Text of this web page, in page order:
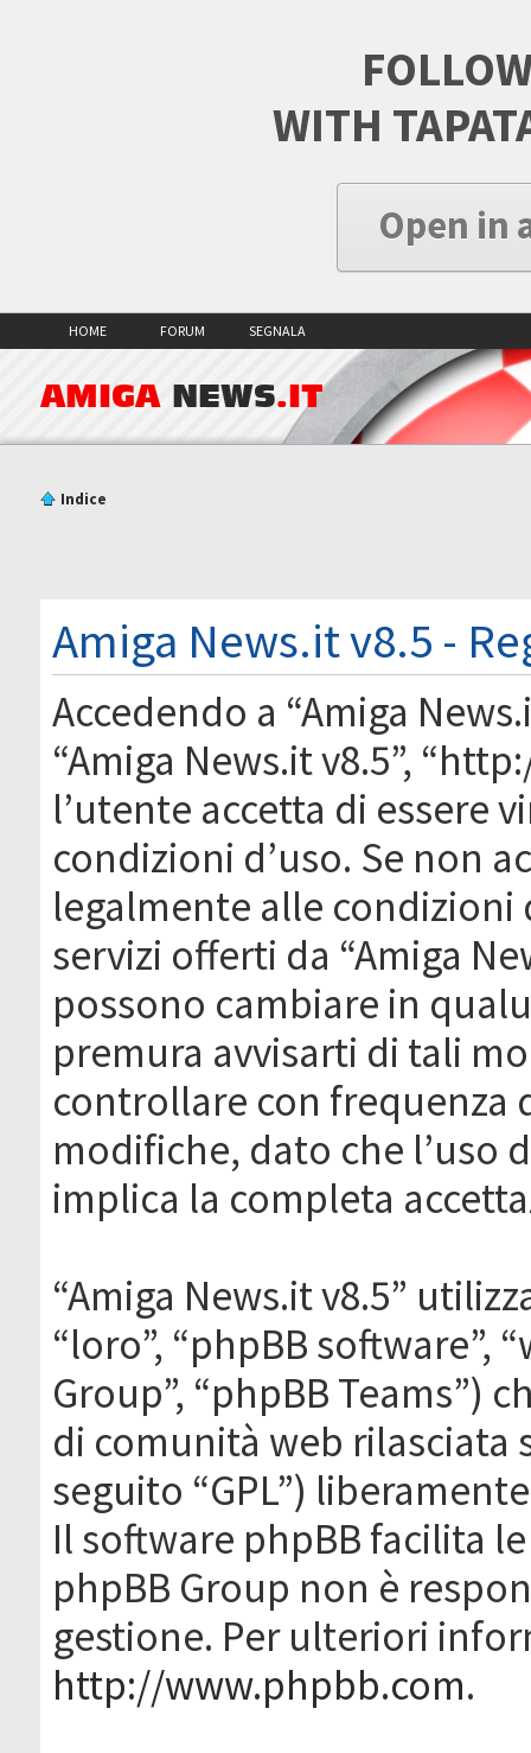
WITH
Open in
HOME FORUM SEGNALA
AMIGA NEWS.IT
Indice
Amiga News.it v8.5 -
Accedendo a “Amiga
“Amiga News.it v8.5”,
l’utente accetta di essere
condizioni d’uso. Se non
legalmente alle condizioni
servizi offerti da “Amiga
possono cambiare in
premura avvisarti di tali
controllare con frequenza
modifiche, dato che l’uso
implica la completa
“Amiga News.it v8.5”
“loro”, “phpBB software”,
Group”, “phpBB Teams”)
di comunità web rilasciata
seguito “GPL”)
Il software phpBB facilita
phpBB Group non è
gestione. Per ulteriori
http://www.phpbb.com.